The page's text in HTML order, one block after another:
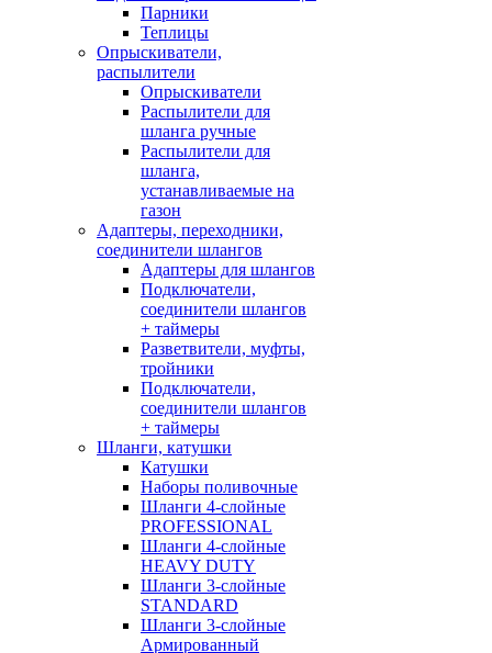
Парники
Теплицы
Опрыскиватели,
распылители
Опрыскиватели
Распылители для
шланга ручные
Распылители для
шланга,
устанавливаемые на
газон
Адаптеры, переходники,
соединители шлангов
Адаптеры для шлангов
Подключатели,
соединители шлангов
+ таймеры
Разветвители, муфты,
тройники
Подключатели,
соединители шлангов
+ таймеры
Шланги, катушки
Катушки
Наборы поливочные
Шланги 4-слойные
PROFESSIONAL
Шланги 4-слойные
HEAVY DUTY
Шланги 3-слойные
STANDARD
Шланги 3-слойные
Армированный